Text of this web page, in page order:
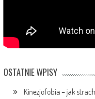
OSTATNIE WPISY
Kinezjofobia – jak